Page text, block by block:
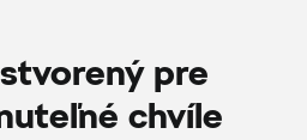
pre
chvíle